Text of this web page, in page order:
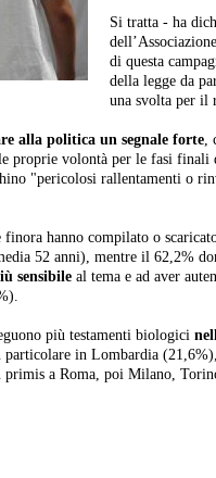
Si tratta - ha
di questa
della legge da
una svolta per il
alla politica un segnale forte,
proprie volontà per le fasi
"pericolosi rallentamenti o
finora hanno compilato o
52 anni), mentre il 62,2%
sensibile al tema e ad aver
più testamenti biologici
particolare in Lombardia
primis a Roma, poi Milano,